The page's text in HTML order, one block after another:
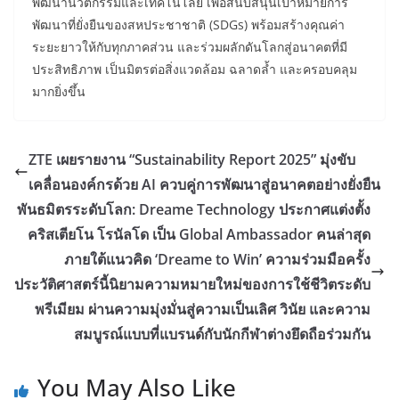
พัฒนาที่ยั่งยืนของสหประชาชาติ (SDGs) พร้อมสร้างคุณค่า
ระยะยาวให้กับทุกภาคส่วน และร่วมผลักดันโลกสู่อนาคตที่มี
ประสิทธิภาพ เป็นมิตรต่อสิ่งแวดล้อม ฉลาดล้ำ และครอบคลุม
มากยิ่งขึ้น
ZTE เผยรายงาน “Sustainability Report 2025” มุ่งขับ
เคลื่อนองค์กรด้วย AI ควบคู่การพัฒนาสู่อนาคตอย่างยั่งยืน
พันธมิตรระดับโลก: Dreame Technology ประกาศแต่งตั้ง
คริสเตียโน โรนัลโด เป็น Global Ambassador คนล่าสุด
ภายใต้แนวคิด ‘Dreame to Win’ ความร่วมมือครั้ง
ประวัติศาสตร์นี้นิยามความหมายใหม่ของการใช้ชีวิตระดับ
พรีเมียม ผ่านความมุ่งมั่นสู่ความเป็นเลิศ วินัย และความ
สมบูรณ์แบบที่แบรนด์กับนักกีฬาต่างยึดถือร่วมกัน
You May Also Like